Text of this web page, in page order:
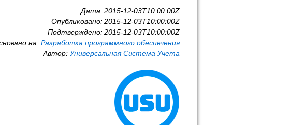
Дата: 2015-12-03T10:00:00Z
Опубликовано: 2015-12-03T10:00:00Z
Подтверждено: 2015-12-03T10:00:00Z
на: Разработка программного обеспечения
Автор: Универсальная Система Учета